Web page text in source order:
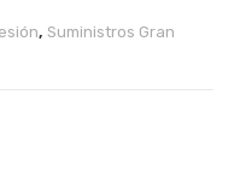
, Suministros Gran